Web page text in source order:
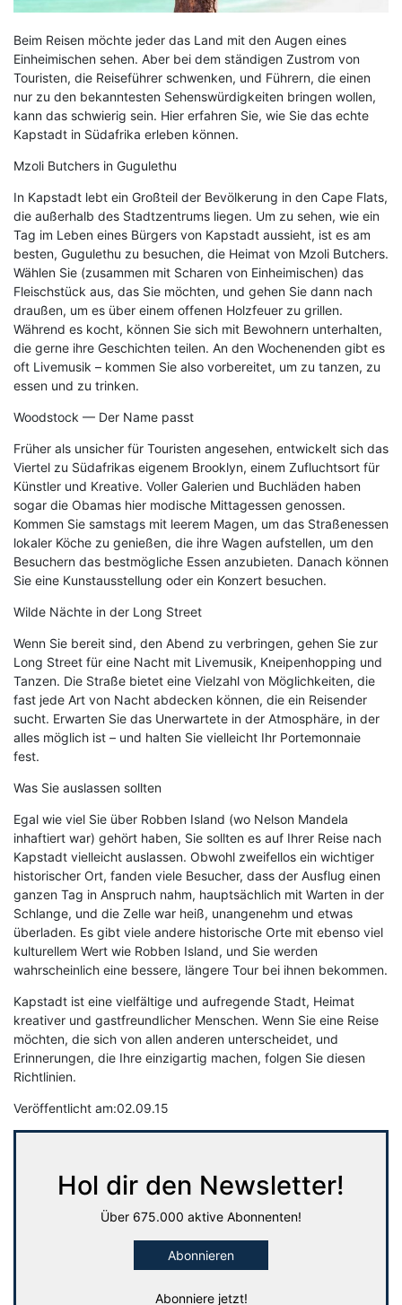
Beim Reisen möchte jeder das Land mit den Augen eines
Einheimischen sehen. Aber bei dem ständigen Zustrom von
Touristen, die Reiseführer schwenken, und Führern, die einen
nur zu den bekanntesten Sehenswürdigkeiten bringen wollen,
kann das schwierig sein. Hier erfahren Sie, wie Sie das echte
Kapstadt in Südafrika erleben können.
Mzoli Butchers in Gugulethu
In Kapstadt lebt ein Großteil der Bevölkerung in den Cape Flats,
die außerhalb des Stadtzentrums liegen. Um zu sehen, wie ein
Tag im Leben eines Bürgers von Kapstadt aussieht, ist es am
besten, Gugulethu zu besuchen, die Heimat von Mzoli Butchers.
Wählen Sie (zusammen mit Scharen von Einheimischen) das
Fleischstück aus, das Sie möchten, und gehen Sie dann nach
draußen, um es über einem offenen Holzfeuer zu grillen.
Während es kocht, können Sie sich mit Bewohnern unterhalten,
die gerne ihre Geschichten teilen. An den Wochenenden gibt es
oft Livemusik – kommen Sie also vorbereitet, um zu tanzen, zu
essen und zu trinken.
Woodstock — Der Name passt
Früher als unsicher für Touristen angesehen, entwickelt sich das
Viertel zu Südafrikas eigenem Brooklyn, einem Zufluchtsort für
Künstler und Kreative. Voller Galerien und Buchläden haben
sogar die Obamas hier modische Mittagessen genossen.
Kommen Sie samstags mit leerem Magen, um das Straßenessen
lokaler Köche zu genießen, die ihre Wagen aufstellen, um den
Besuchern das bestmögliche Essen anzubieten. Danach können
Sie eine Kunstausstellung oder ein Konzert besuchen.
Wilde Nächte in der Long Street
Wenn Sie bereit sind, den Abend zu verbringen, gehen Sie zur
Long Street für eine Nacht mit Livemusik, Kneipenhopping und
Tanzen. Die Straße bietet eine Vielzahl von Möglichkeiten, die
fast jede Art von Nacht abdecken können, die ein Reisender
sucht. Erwarten Sie das Unerwartete in der Atmosphäre, in der
alles möglich ist – und halten Sie vielleicht Ihr Portemonnaie
fest.
Was Sie auslassen sollten
Egal wie viel Sie über Robben Island (wo Nelson Mandela
inhaftiert war) gehört haben, Sie sollten es auf Ihrer Reise nach
Kapstadt vielleicht auslassen. Obwohl zweifellos ein wichtiger
historischer Ort, fanden viele Besucher, dass der Ausflug einen
ganzen Tag in Anspruch nahm, hauptsächlich mit Warten in der
Schlange, und die Zelle war heiß, unangenehm und etwas
überladen. Es gibt viele andere historische Orte mit ebenso viel
kulturellem Wert wie Robben Island, und Sie werden
wahrscheinlich eine bessere, längere Tour bei ihnen bekommen.
Kapstadt ist eine vielfältige und aufregende Stadt, Heimat
kreativer und gastfreundlicher Menschen. Wenn Sie eine Reise
möchten, die sich von allen anderen unterscheidet, und
Erinnerungen, die Ihre einzigartig machen, folgen Sie diesen
Richtlinien.
Veröffentlicht am:02.09.15
Hol dir den Newsletter!
Über 675.000 aktive Abonnenten!
Abonnieren
Abonniere jetzt!